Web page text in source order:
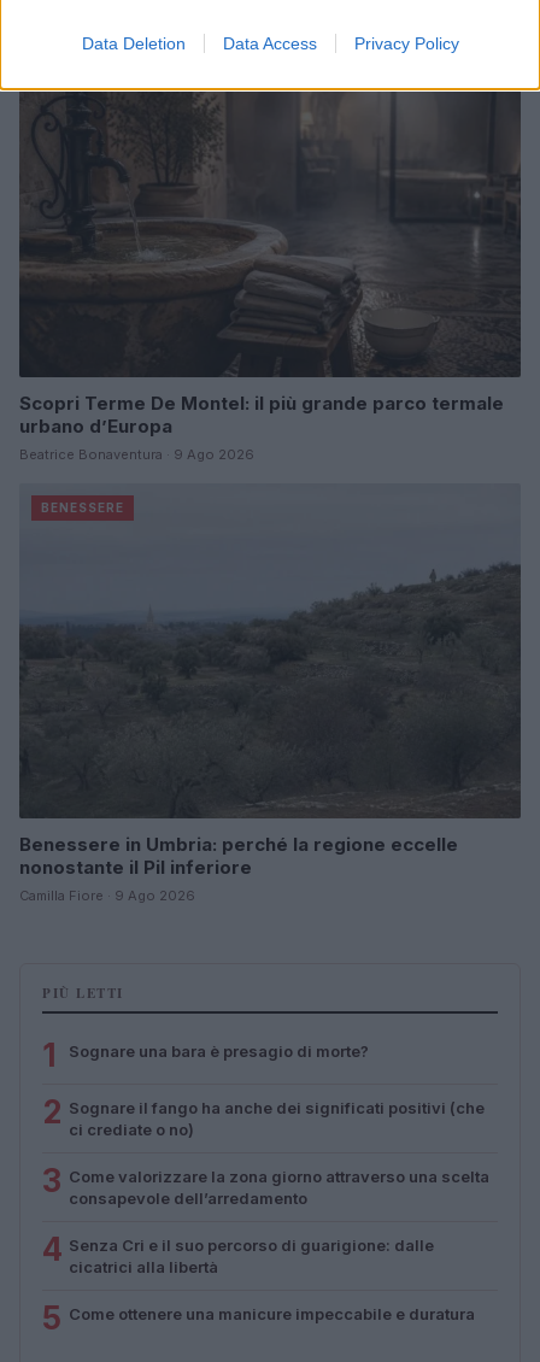
Data Deletion Data Access Privacy Policy
Scopri Terme De Montel: il più grande parco termale
urbano d’Europa
Beatrice Bonaventura · 9 Ago 2026
BENESSERE
Benessere in Umbria: perché la regione eccelle
nonostante il Pil inferiore
Camilla Fiore · 9 Ago 2026
PIÙ LETTI
1 Sognare una bara è presagio di morte?
2 Sognare il fango ha anche dei significati positivi (che
ci crediate o no)
3 Come valorizzare la zona giorno attraverso una scelta
consapevole dell’arredamento
4 Senza Cri e il suo percorso di guarigione: dalle
cicatrici alla libertà
5 Come ottenere una manicure impeccabile e duratura